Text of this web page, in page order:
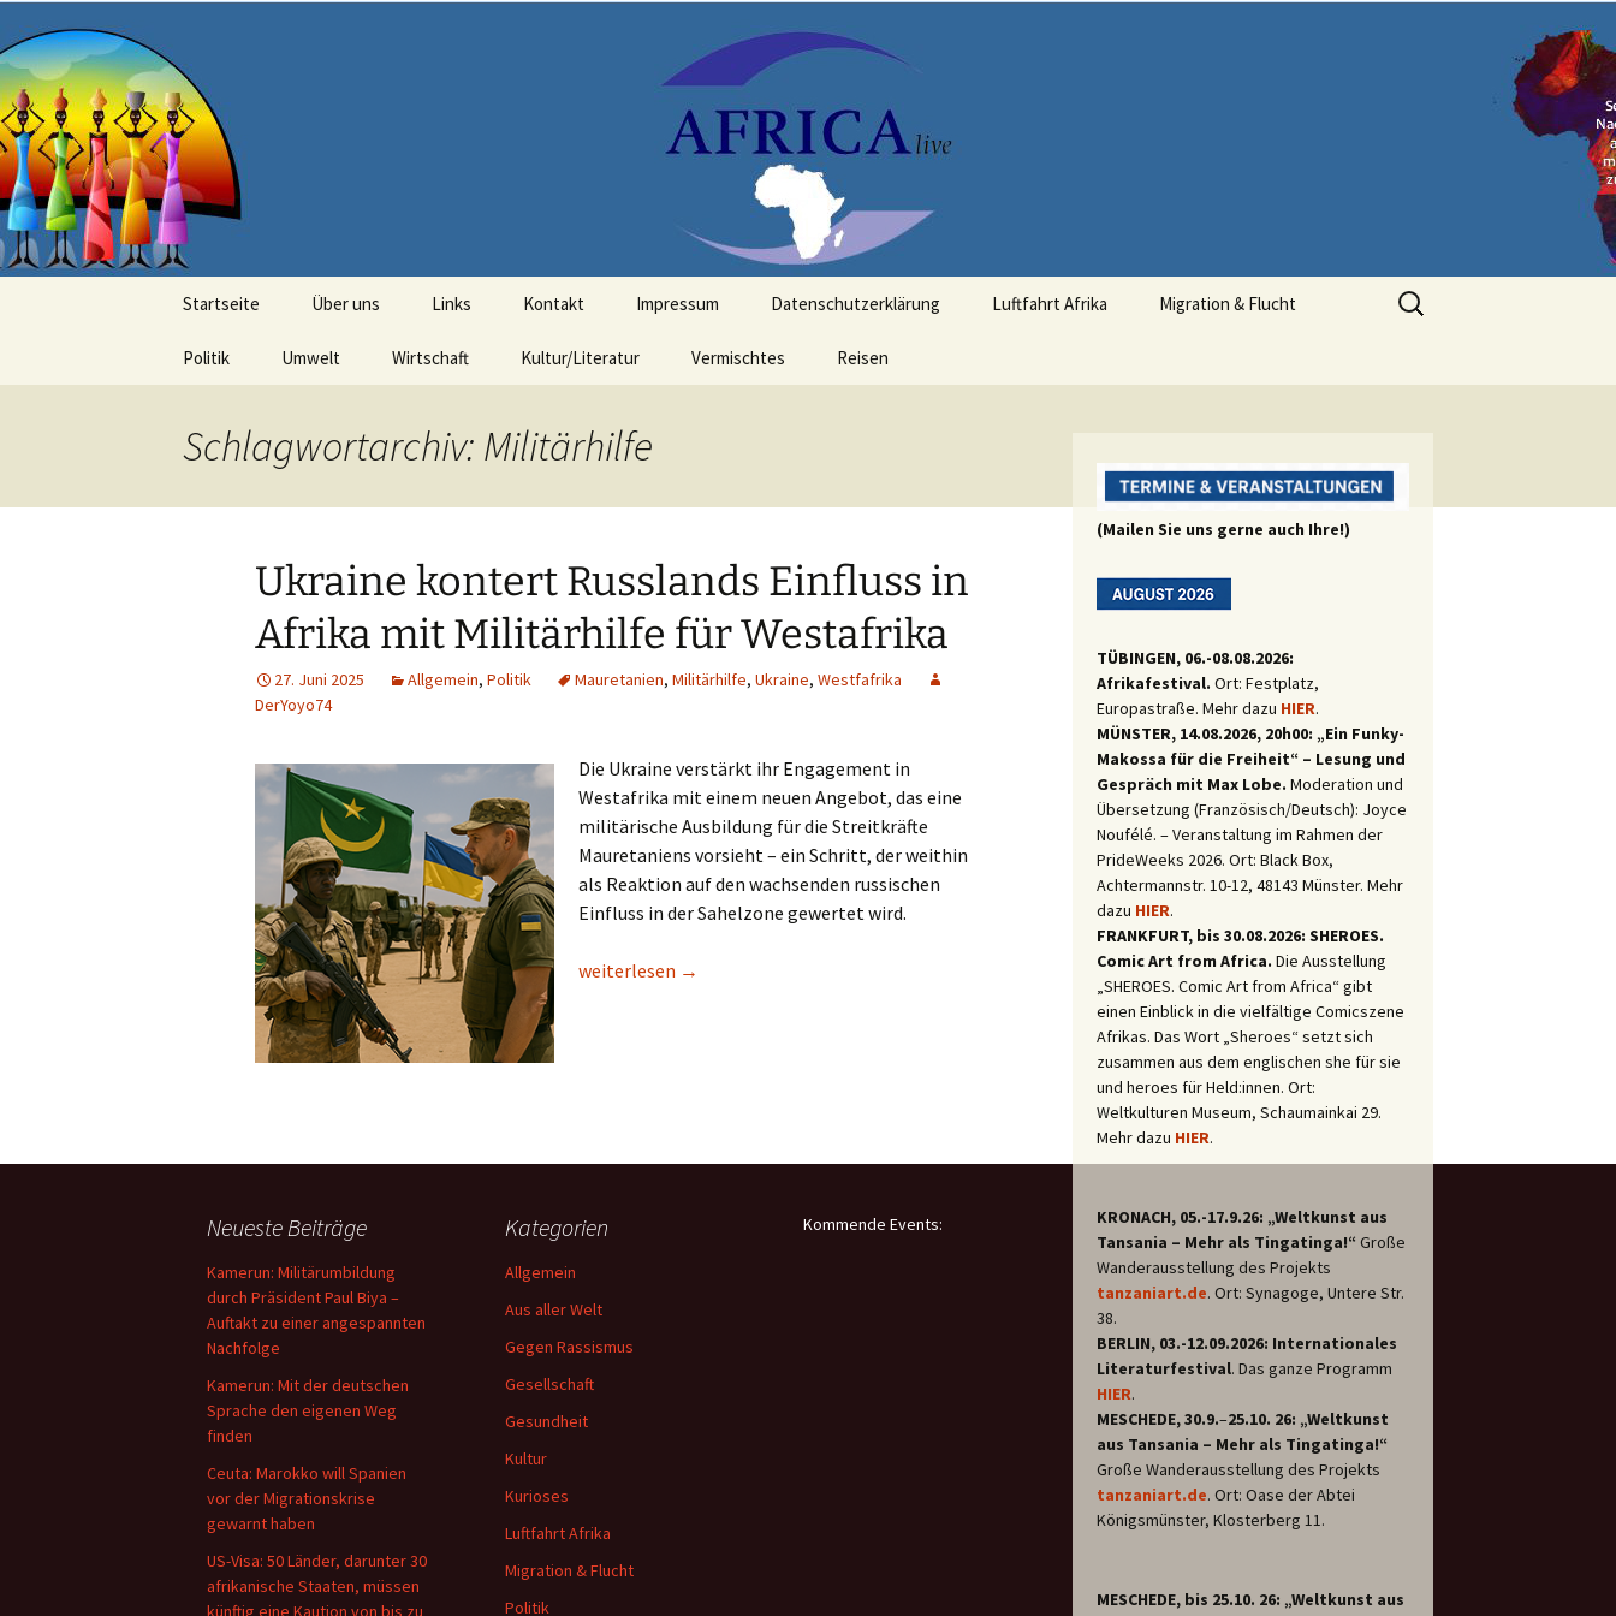
Inhalt
springen
AFRICA live
Startseite Über uns Links Kontakt Impressum Datenschutzerklärung Luftfahrt Afrika Migration & Flucht
Politik Umwelt Wirtschaft Kultur/Literatur Vermischtes Reisen
Suchen
nach:
Schlagwortarchiv: Militärhilfe
Ukraine kontert Russlands Einfluss in
Afrika mit Militärhilfe für Westafrika
27. Juni 2025 Allgemein, Politik Mauretanien, Militärhilfe, Ukraine, Westfafrika
DerYoyo74
Die Ukraine verstärkt ihr Engagement in
Westafrika mit einem neuen Angebot, das eine
militärische Ausbildung für die Streitkräfte
Mauretaniens vorsieht – ein Schritt, der weithin
als Reaktion auf den wachsenden russischen
Einfluss in der Sahelzone gewertet wird.
Ukraine kontert Russlands Einfluss in Afrika mit Militärhilfe für Westafrika
weiterlesen →
(Mailen Sie uns gerne auch Ihre!)
TÜBINGEN, 06.-08.08.2026:
Afrikafestival. Ort: Festplatz,
Europastraße. Mehr dazu HIER.
MÜNSTER, 14.08.2026, 20h00: „Ein Funky-
Makossa für die Freiheit“ – Lesung und
Gespräch mit Max Lobe. Moderation und
Übersetzung (Französisch/Deutsch): Joyce
Noufélé. – Veranstaltung im Rahmen der
PrideWeeks 2026. Ort: Black Box,
Achtermannstr. 10-12, 48143 Münster. Mehr
dazu HIER.
FRANKFURT, bis 30.08.2026: SHEROES.
Comic Art from Africa. Die Ausstellung
„SHEROES. Comic Art from Africa“ gibt
einen Einblick in die vielfältige Comicszene
Afrikas. Das Wort „Sheroes“ setzt sich
zusammen aus dem englischen she für sie
und heroes für Held:innen. Ort:
Weltkulturen Museum, Schaumainkai 29.
Mehr dazu HIER.
KRONACH, 05.-17.9.26: „Weltkunst aus
Tansania – Mehr als Tingatinga!“ Große
Wanderausstellung des Projekts
tanzaniart.de. Ort: Synagoge, Untere Str.
38.
BERLIN, 03.-12.09.2026: Internationales
Literaturfestival. Das ganze Programm
HIER.
MESCHEDE, 30.9.–25.10. 26: „Weltkunst
aus Tansania – Mehr als Tingatinga!“
Große Wanderausstellung des Projekts
tanzaniart.de. Ort: Oase der Abtei
Königsmünster, Klosterberg 11.
MESCHEDE, bis 25.10. 26: „Weltkunst aus
Neueste Beiträge
Kamerun: Militärumbildung
durch Präsident Paul Biya –
Auftakt zu einer angespannten
Nachfolge
Kamerun: Mit der deutschen
Sprache den eigenen Weg
finden
Ceuta: Marokko will Spanien
vor der Migrationskrise
gewarnt haben
US-Visa: 50 Länder, darunter 30
afrikanische Staaten, müssen
künftig eine Kaution von bis zu
Kategorien
Allgemein
Aus aller Welt
Gegen Rassismus
Gesellschaft
Gesundheit
Kultur
Kurioses
Luftfahrt Afrika
Migration & Flucht
Politik
Kommende Events: